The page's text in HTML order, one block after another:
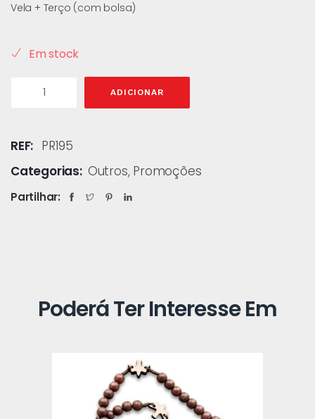
Vela + Terço (com bolsa)
Em stock
ADICIONAR
REF: PR195
Categorias: Outros, Promoções
Partilhar:
Poderá Ter Interesse Em